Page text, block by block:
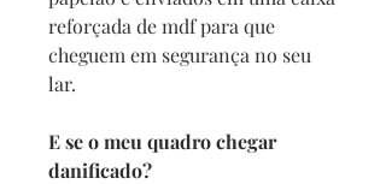
reforçada de mdf para que
cheguem em segurança no seu
lar.
E se o meu quadro chegar
danificado?